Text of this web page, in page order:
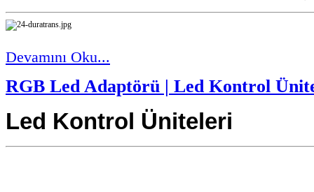
Devamını Oku...
RGB Led Adaptörü | Led Kontrol
Led Kontrol Üniteleri